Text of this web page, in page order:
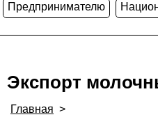
Предпринимателю
Экспорт
Главная >